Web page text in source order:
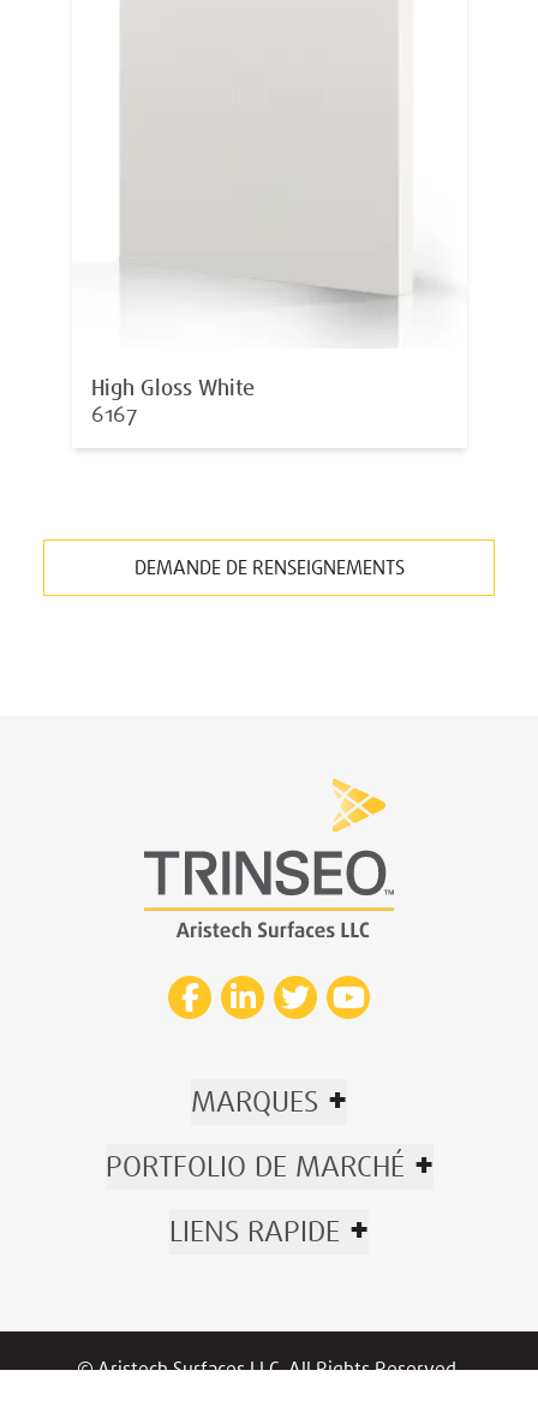
High Gloss White
6167
DEMANDE DE RENSEIGNEMENTS
MARQUES +
PORTFOLIO DE MARCHÉ +
LIENS RAPIDE +
© Aristech Surfaces LLC. All Rights Reserved.